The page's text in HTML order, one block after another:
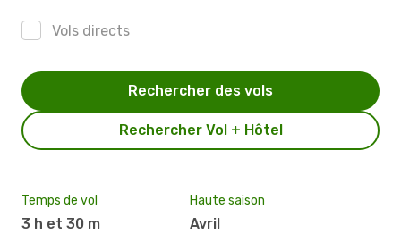
Vols directs
Rechercher Vol + Hôtel
Rechercher des vols
Temps de vol
3 h et 30 m
Haute saison
avril